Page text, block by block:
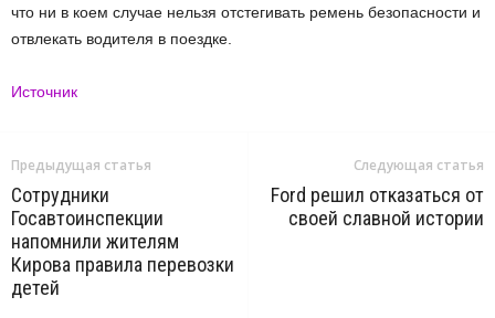
что ни в коем случае нельзя отстегивать ремень безопасности и
отвлекать водителя в поездке.
Источник
Предыдущая статья
Сотрудники
Госавтоинспекции
напомнили жителям
Кирова правила перевозки
детей
Следующая статья
Ford решил отказаться от
своей славной истории